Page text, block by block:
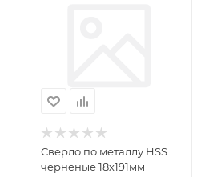
Сверло по металлу HSS
черненые 18х191мм